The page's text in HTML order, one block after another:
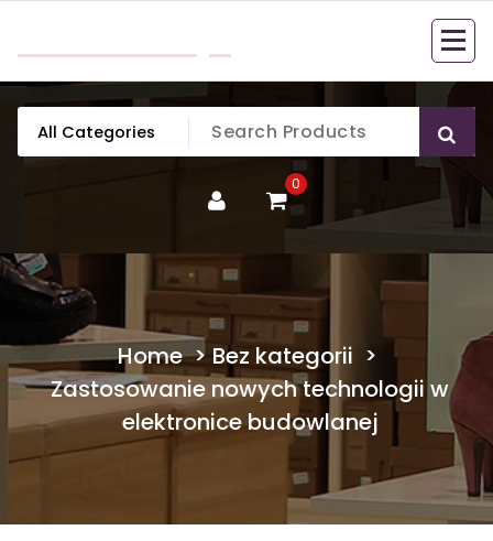
content
0
Home>Bez kategorii >
Zastosowanie nowych technologii w
elektronice budowlanej